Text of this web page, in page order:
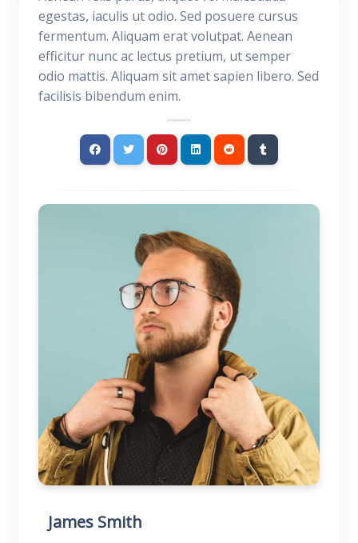
egestas, iaculis ut odio. Sed posuere cursus
fermentum. Aliquam erat volutpat. Aenean
efficitur nunc ac lectus pretium, ut semper
odio mattis. Aliquam sit amet sapien libero. Sed
facilisis bibendum enim.
James Smith